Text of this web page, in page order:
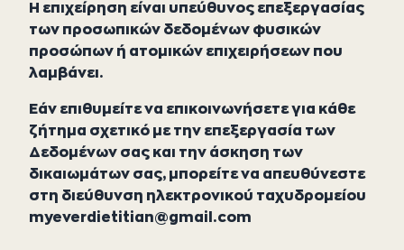
Η επιχείρηση είναι υπεύθυνος επεξεργασίας
των προσωπικών δεδομένων φυσικών
προσώπων ή ατομικών επιχειρήσεων που
λαμβάνει.
Εάν επιθυμείτε να επικοινωνήσετε για κάθε
ζήτημα σχετικό με την επεξεργασία των
Δεδομένων σας και την άσκηση των
δικαιωμάτων σας, μπορείτε να απευθύνεστε
στη διεύθυνση ηλεκτρονικού ταχυδρομείου
myeverdietitian@gmail.com